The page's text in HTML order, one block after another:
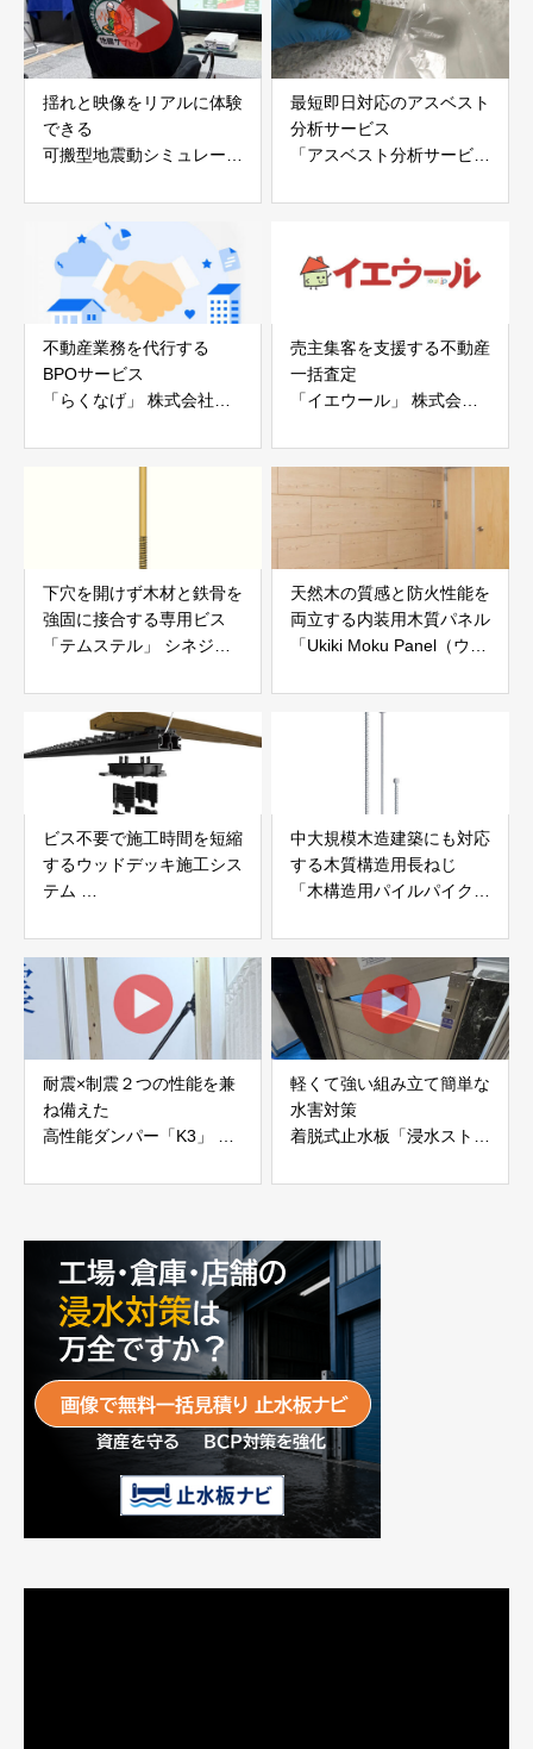
揺れと映像をリアルに体験
できる
可搬型地震動シミュレータ
白山工業株式会社
最短即日対応のアスベスト
分析サービス
「アスベスト分析サービ
不動産業務を代行する
BPOサービス
「らくなげ」 株式会社い
売主集客を支援する不動産
一括査定
「イエウール」 株式会社
下穴を開けず木材と鉄骨を
強固に接合する専用ビス
「テムステル」 シネジッ
天然木の質感と防火性能を
両立する内装用木質パネル
「Ukiki Moku Panel（ウキ
社サンパテック
ビス不要で施工時間を短縮
するウッドデッキ施工シス
テム
JAPAN
中大規模木造建築にも対応
する木質構造用長ねじ
「木構造用パイルパイクビ
耐震×制震２つの性能を兼
ね備えた
高性能ダンパー「K3」 富
軽くて強い組み立て簡単な
水害対策
着脱式止水板「浸水ストッ
富士工業株式会社